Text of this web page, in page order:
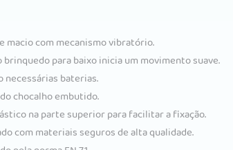
macio com mecanismo vibratório.
brinquedo para baixo inicia um movimento suave.
necessárias baterias.
chocalho embutido.
na parte superior para facilitar a fixação.
com materiais seguros de alta qualidade.